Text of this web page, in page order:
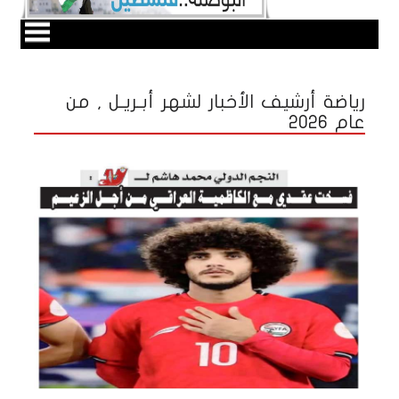
رياضة أرشيف الأخبار لشهر أبـريـل , من
عام 2026